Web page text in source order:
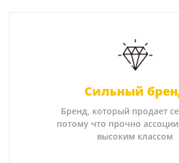
Сильный
Бренд, который продает
потому что прочно
высоким классом